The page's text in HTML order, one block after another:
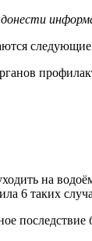
на
6 таких